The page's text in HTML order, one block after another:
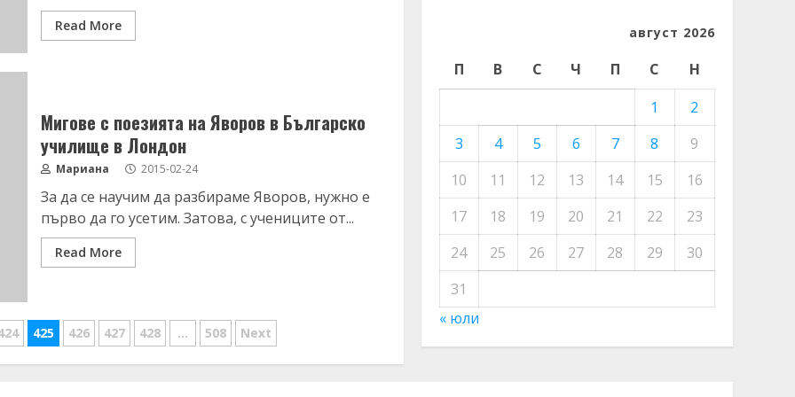
Read More
Мигове с поезията на Яворов в Българско
училище в Лондон
Мариана 2015-02-24
За да се научим да разбираме Яворов, нужно е
първо да го усетим. Затова, с учениците от...
Read More
425 426 427 428 … 508 Next
август 2026
П В С Ч П С
Н
1
2
3
4 5 6 7 8
9
10
11 12 13 14 15
16
17
18 19 20 21 22
23
24
25 26 27 28 29
30
31
« юли